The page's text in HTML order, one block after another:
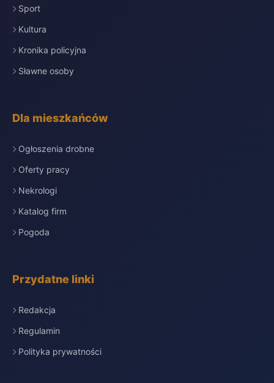
Sport
Kultura
Kronika policyjna
Sławne osoby
Dla mieszkańców
Ogłoszenia drobne
Oferty pracy
Nekrologi
Katalog firm
Pogoda
Przydatne linki
Redakcja
Regulamin
Polityka prywatności